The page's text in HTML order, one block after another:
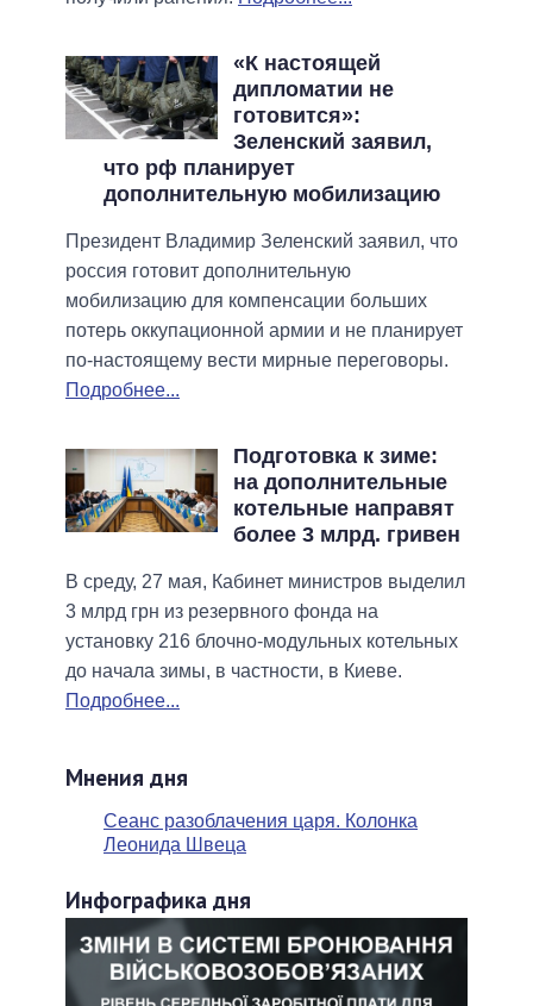
«К настоящей
дипломатии не
готовится»:
Зеленский заявил,
что рф планирует
дополнительную мобилизацию
Президент Владимир Зеленский заявил, что
россия готовит дополнительную
мобилизацию для компенсации больших
потерь оккупационной армии и не планирует
по-настоящему вести мирные переговоры.
Подробнее...
Подготовка к зиме:
на дополнительные
котельные направят
более 3 млрд. гривен
В среду, 27 мая, Кабинет министров выделил
3 млрд грн из резервного фонда на
установку 216 блочно-модульных котельных
до начала зимы, в частности, в Киеве.
Подробнее...
Мнения дня
Сеанс разоблачения царя. Колонка
Леонида Швеца
Инфографика дня